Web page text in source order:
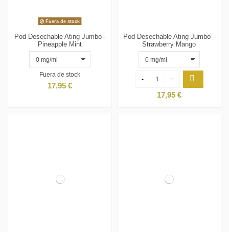
Fuera de stock
Pod Desechable Ating Jumbo -
Pineapple Mint
Fuera de stock
17,95 €
Pod Desechable Ating Jumbo -
Strawberry Mango
- +
17,95 €